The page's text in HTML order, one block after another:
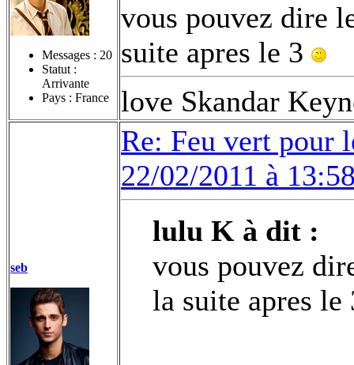
Messages : 20
Statut :
Arrivante
Pays : France
vous pouvez dire
suite apres le 3
love Skandar
seb
Re: Feu vert pour
22/02/2011 à
lulu K à dit :
vous pouvez
la suite apres